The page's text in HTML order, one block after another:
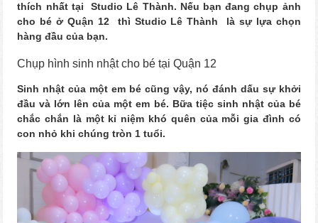
thích nhất tại Studio Lê Thành. Nếu bạn đang chụp ảnh
cho bé ở Quận 12 thì Studio Lê Thành là sự lựa chọn
hàng đầu của bạn.
Chụp hình sinh nhật cho bé tại Quận 12
Sinh nhật của một em bé cũng vậy, nó đánh dấu sự khởi
đầu và lớn lên của một em bé. Bữa tiệc sinh nhật của bé
chắc chắn là một kỉ niệm khó quên của mỗi gia đình có
con nhỏ khi chúng tròn 1 tuổi.